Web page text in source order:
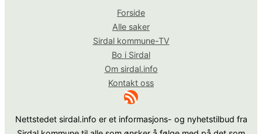
Forside
Alle saker
Sirdal kommune-TV
Bo i Sirdal
Om sirdal.info
Kontakt oss
RSS-strøm
Nettstedet sirdal.info er et informasjons- og nyhetstilbud fra